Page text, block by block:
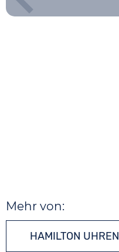
Mehr von:
HAMILTON UHREN